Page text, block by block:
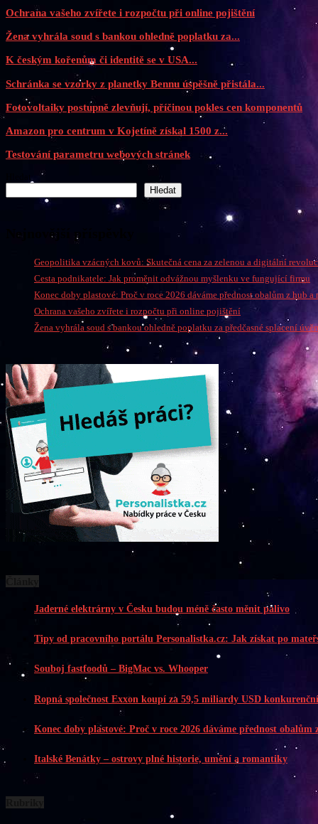
Ochrana vašeho zvířete i rozpočtu při online pojištění
Žena vyhrála soud s bankou ohledně poplatku za...
K českým kořenům či identitě se v USA...
Schránka se vzorky z planetky Bennu úspěšně přistála...
Fotovoltaiky postupně zlevňují, příčinou pokles cen komponentů
Amazon pro centrum v Kojetíně získal 1500 z...
Testování parametru webových stránek
Hledat
Nejnovější příspěvky
Geopolitika vzácných kovů: Skutečná cena za zelenou a digitální
Cesta podnikatele: Jak proměnit odvážnou myšlenku ve fungující firmu
Konec doby plastové: Proč v roce 2026 dáváme přednost obalům z hub a
Ochrana vašeho zvířete i rozpočtu při online pojištění
Žena vyhrála soud s bankou ohledně poplatku za předčasné splacení
Jaderné elektrárny v Česku budou méně často měnit palivo
Tipy od pracovního portálu Personalistka.cz: Jak získat po
Souboj fastfoodů – BigMac vs. Whooper
Ropná společnost Exxon koupí za 59,5 miliardy USD
Konec doby plastové: Proč v roce 2026 dáváme přednost obalům
Italské Benátky – ostrovy plné historie, umění a romantiky